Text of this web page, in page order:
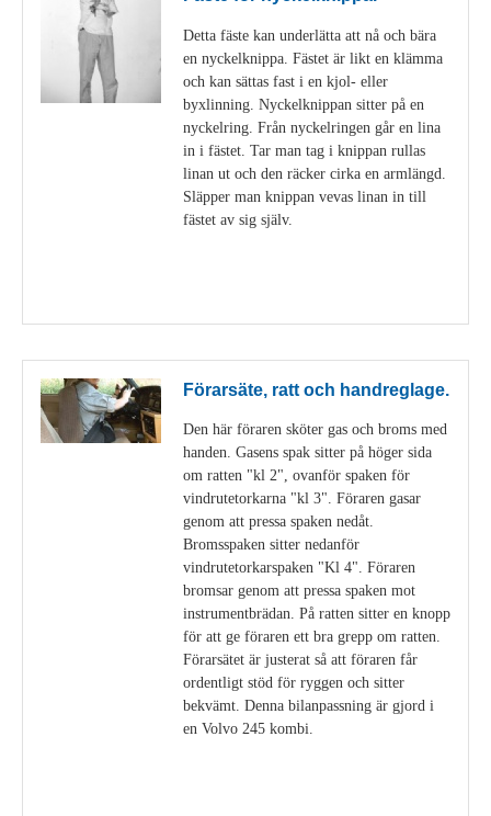
Detta fäste kan underlätta att nå och bära
en nyckelknippa. Fästet är likt en klämma
och kan sättas fast i en kjol- eller
byxlinning. Nyckelknippan sitter på en
nyckelring. Från nyckelringen går en lina
in i fästet. Tar man tag i knippan rullas
linan ut och den räcker cirka en armlängd.
Släpper man knippan vevas linan in till
fästet av sig själv.
Förarsäte, ratt och handreglage.
Den här föraren sköter gas och broms med
handen. Gasens spak sitter på höger sida
om ratten "kl 2", ovanför spaken för
vindrutetorkarna "kl 3". Föraren gasar
genom att pressa spaken nedåt.
Bromsspaken sitter nedanför
vindrutetorkarspaken "Kl 4". Föraren
bromsar genom att pressa spaken mot
instrumentbrädan. På ratten sitter en knopp
för att ge föraren ett bra grepp om ratten.
Förarsätet är justerat så att föraren får
ordentligt stöd för ryggen och sitter
bekvämt. Denna bilanpassning är gjord i
en Volvo 245 kombi.